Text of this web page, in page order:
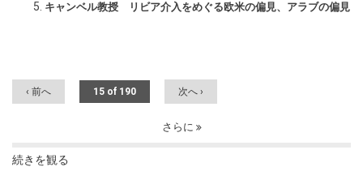
キャンベル教授 リビア介入をめぐる欧米の偏見、アラブの偏見
‹ 前へ 15 of 190 次へ ›
さらに
続きを観る